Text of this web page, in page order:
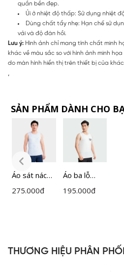
quần bền đẹp.
Ủi ở nhiệt độ thấp: Sử dụng nhiệt
Dùng chất tẩy nhẹ: Hạn chế sử
vải và độ đàn hồi.
Lưu ý: Hình ảnh chỉ mang tính chất minh
khác về màu sắc so với hình ảnh minh
do màn hình hiển thị trên thiết bị của
,
SẢN PHẨM DÀNH CHO
Áo sát nách
nam
275.000đ
Áo ba lỗ
Nam
195.000đ
THƯƠNG HIỆU PHÂN PHỐI